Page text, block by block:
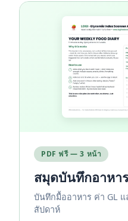
PDF ฟรี — 3 หน้า
สมุดบันทึกอาหา
บันทึกมื้ออาหาร ค่า GL
สัปดาห์